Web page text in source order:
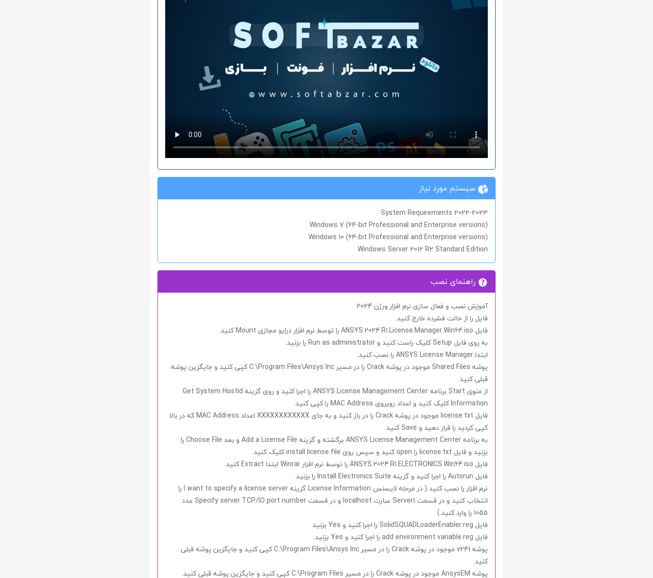
سیستم مورد نیاز
System Requirements 2022-2023
Windows 7 (64-bit Professional and Enterprise versions)
Windows 10 (64-bit Professional and Enterprise versions)
Windows Server 2012 R2 Standard Edition
راهنمای نصب
آموزش نصب و فعال سازی نرم افزار ورژن 2024
فایل را از حالت فشرده خارج کنید.
فایل ANSYS.2024.R1.License.Manager.Win64.iso را توسط نرم افزار درایو مجازی Mountکنید.
به روی فایل Setup کلیک راست کنید وRun as administrator را بزنید.
ابتداANSYS License Manager را نصبکنید.
پوشه Shared Files موجود در پوشهCrack را در مسیر C:\Program Files\Ansys Incکپی کنید و جایگزین پوشه
قبلی کنید.
از منوی Start برنامهANSYS License Management Center را اجرا کنید و روی گزینه Get System Hostid
Informationکلیک کنید و اعداد رویروی MAC Address را کپی کنید.
فایل license.txt موجود در پوشهCrack را در باز کنید و به جای XXXXXXXXXXXX اعداد MAC Addressکه در بالا
کپی کردید را قرار دهید و Save کنید.
به برنامهANSYS License Management Center برگشته و گزینه Add a License File و بعد Choose File را
بزنید و فایل license.txt را openکنید و سپس روی install license fileکلیک کنید.
فایل ANSYS.2024.R1.ELECTRONICS.Win64.iso را توسط نرم افزار Winrar ابتدا Extractکنید.
فایل Autorun را اجرا کنید و گزینه Install Electronics Suite را بزنید.
نرم افزار را نصب کنید ( در مرحله لایسنس License InformationگزینهI want to specify a license server را
انتخاب کنید و در قسمت Server1 عبارت localhost و در قسمت
عدد
1055 را وارد کنید.)
فایل SolidSQUADLoaderEnabler.reg را اجرا کنید و Yes بزنید.
فایل add environment variable.reg را اجرا کنید و Yes بزنید.
پوشه v241 موجود در پوشهCrack را در مسیر C:\Program Files\Ansys Incکپی کنید و جایگزین پوشه قبلی
کنید.
پوشه AnsysEM موجود در پوشهCrack را در مسیر C:\Program Filesکپی کنید و جایگزین پوشه قبلی کنید.